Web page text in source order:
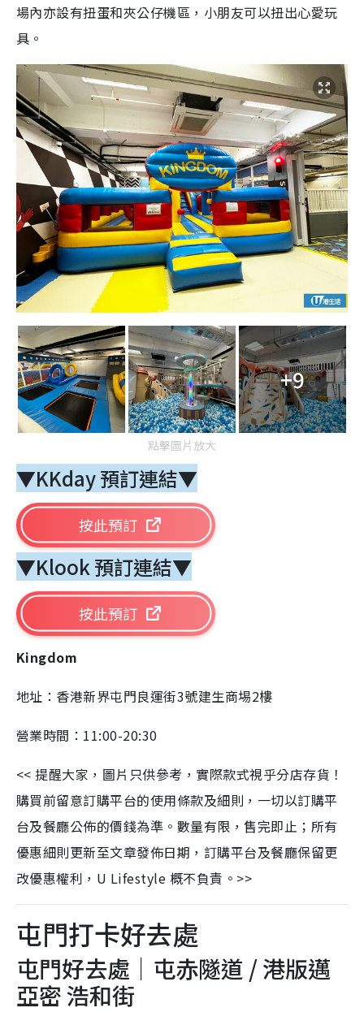
場內亦設有扭蛋和夾公仔機區，小朋友可以扭出心愛玩
具。
+9
點擊圖片放大
▼KKday 預訂連結▼
按此預訂
▼Klook 預訂連結▼
按此預訂
Kingdom
地址：香港新界屯門良運街3號建生商埸2樓
營業時間：11:00-20:30
<<提醒大家，圖片只供參考，實際款式視乎分店存貨！
購買前留意訂購平台的使用條款及細則，一切以訂購平
台及餐廳公佈的價錢為準。數量有限，售完即止；所有
優惠細則更新至文章發佈日期，訂購平台及餐廳保留更
改優惠權利， U Lifestyle 概不負責。 >>
屯門打卡好去處
屯門好去處｜屯赤隧道 / 港版邁
亞密 浩和街